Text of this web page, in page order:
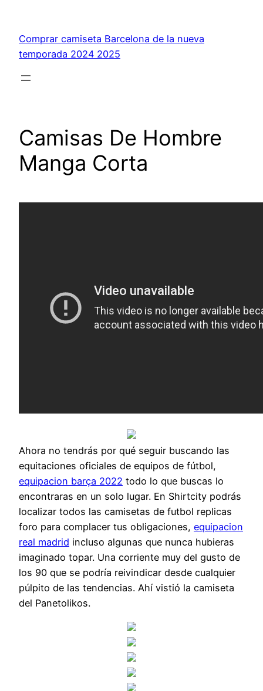
contenido
Comprar camiseta Barcelona de la nueva
temporada 2024 2025
Camisas De Hombre
Manga Corta
Ahora no tendrás por qué seguir buscando las
equitaciones oficiales de equipos de fútbol,
equipacion barça 2022 todo lo que buscas lo
encontraras en un solo lugar. En Shirtcity podrás
localizar todos las camisetas de futbol replicas
foro para complacer tus obligaciones, equipacion
real madrid incluso algunas que nunca hubieras
imaginado topar. Una corriente muy del gusto de
los 90 que se podría reivindicar desde cualquier
púlpito de las tendencias. Ahí vistió la camiseta
del Panetolikos.